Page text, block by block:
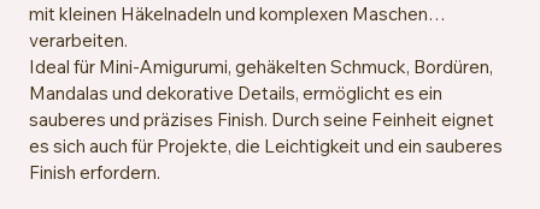
mit kleinen Häkelnadeln und komplexen Maschen
verarbeiten.
Ideal für Mini-Amigurumi, gehäkelten Schmuck, Bordüren,
Mandalas und dekorative Details, ermöglicht es ein
sauberes und präzises Finish. Durch seine Feinheit eignet
es sich auch für Projekte, die Leichtigkeit und ein sauberes
Finish erfordern.